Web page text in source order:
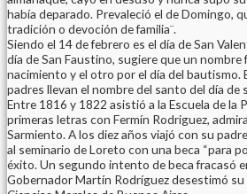
había deparado. Prevaleció el de Domingo,
tradición o devoción de familia¨.
Siendo el 14 de febrero es el día de San
día de San Faustino, sugiere que un nombre
nacimiento y el otro por el día del bautismo.
padres llevan el nombre del santo del día
Entre 1816 y 1822 asistió a la Escuela de la
primeras letras con Fermín Rodriguez,
Sarmiento. A los diez años viajó con su
al seminario de Loreto con una beca “para
éxito. Un segundo intento de beca fracasó
Gobernador Martín Rodríguez desestimó su